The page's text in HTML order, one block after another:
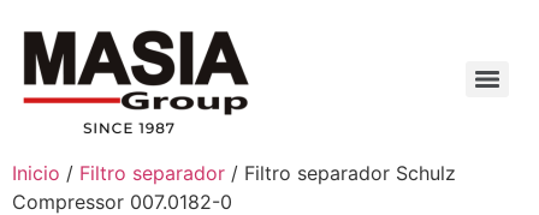
Inicio / Filtro separador / Filtro separador Schulz
Compressor 007.0182-0